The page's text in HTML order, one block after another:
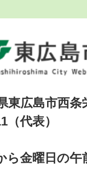
東広島市西
（代表）
ら金曜日の午